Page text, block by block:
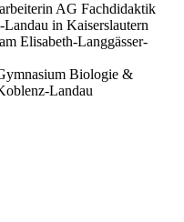
AG Fachdidaktik
in Kaiserslautern
Elisabeth-Langgässer-
Biologie &
Landau